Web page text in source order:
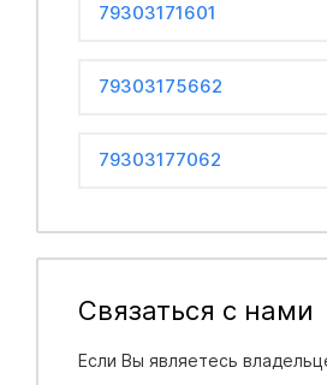
79303171601
79303175662
79303177062
Связаться с нами
Если Вы являетесь